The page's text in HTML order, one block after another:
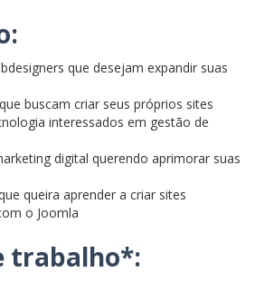
que desejam expandir suas
buscam criar seus próprios sites
interessados em gestão de
digital querendo aprimorar suas
queira aprender a criar sites
o Joomla
trabalho*: